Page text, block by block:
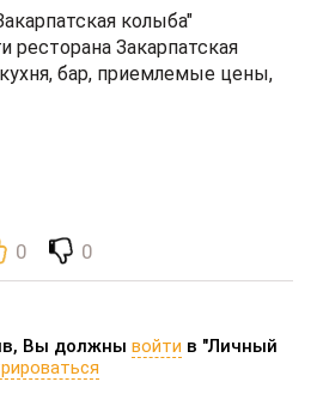
колыба"
ресторана Закарпатская
бар, приемлемые цены,
0 0
Вы должны войти в "Личный